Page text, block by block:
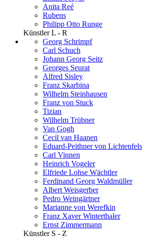
Anita Reé
Rubens
Philipp Otto Runge
Künstler L - R
Georg Schrimpf
Carl Schuch
Johann Georg Seitz
Georges Seurat
Alfred Sisley
Franz Skarbina
Wilhelm Steinhausen
Franz von Stuck
Tizian
Wilhelm Trübner
Van Gogh
Cecil van Haanen
Eduard-Peithner von Lichtenfels
Carl Vinnen
Heinrich Vogeler
Elfriede Lohse Wächtler
Ferdinand Georg Waldmüller
Albert Weisgerber
Pedro Weingärtner
Marianne von Werefkin
Franz Xaver Winterthaler
Ernst Zimmermann
Künstler S - Z